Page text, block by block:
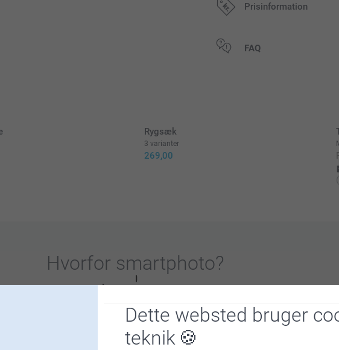
Dette websted bruger
teknik
Prisinformation
Alle priser inklusive moms og
FAQ
Rygsæk
3 varianter
269,00
Hvorfor smartphoto?